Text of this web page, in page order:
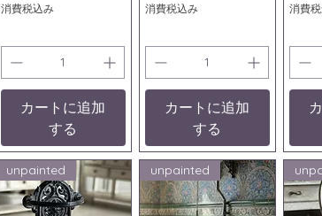
消費税込み
カートに追加
する
消費税込み
カートに追加
する
消費
unpainted unpainted